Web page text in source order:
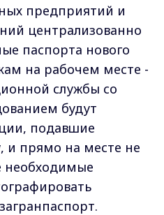
предприятий и
централизованно
паспорта нового
на рабочем месте -
службы со
будут
подавшие
и прямо на месте не
необходимые